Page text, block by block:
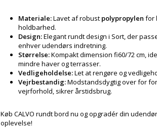
Materiale:Lavet af robust polypropylen for
holdbarhed.
Design:Elegant rundt design i Sort, der
enhver udendørs indretning.
Størrelse:Kompakt dimension fi60/72 cm,
mindre haver og terrasser.
Vedligeholdelse:Let at rengøre og
Vejrbestandig:Modstandsdygtig over for
vejrforhold, sikrer årstidsbrug.
Køb CALVO rundt bord nu og opgradér din
oplevelse!